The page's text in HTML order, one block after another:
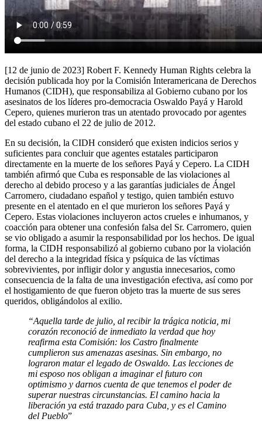
[12 de junio de 2023] Robert F. Kennedy Human Rights celebra la
decisión publicada hoy por la Comisión Interamericana de Derechos
Humanos (CIDH), que responsabiliza al Gobierno cubano por los
asesinatos de los líderes pro-democracia Oswaldo Payá y Harold
Cepero, quienes murieron tras un atentado provocado por agentes
del estado cubano el 22 de julio de 2012.
En su decisión, la CIDH consideró que existen indicios serios y
suficientes para concluir que agentes estatales participaron
directamente en la muerte de los señores Payá y Cepero. La CIDH
también afirmó que Cuba es responsable de las violaciones al
derecho al debido proceso y a las garantías judiciales de Ángel
Carromero, ciudadano español y testigo, quien también estuvo
presente en el atentado en el que murieron los señores Payá y
Cepero. Estas violaciones incluyeron actos crueles e inhumanos, y
coacción para obtener una confesión falsa del Sr. Carromero, quien
se vio obligado a asumir la responsabilidad por los hechos. De igual
forma, la CIDH responsabilizó al gobierno cubano por la violación
del derecho a la integridad física y psíquica de las víctimas
sobrevivientes, por infligir dolor y angustia innecesarios, como
consecuencia de la falta de una investigación efectiva, así como por
el hostigamiento de que fueron objeto tras la muerte de sus seres
queridos, obligándolos al exilio.
“Aquella tarde de julio, al recibir la trágica noticia, mi
corazón reconoció de inmediato la verdad que hoy
reafirma esta Comisión: los Castro finalmente
cumplieron sus amenazas asesinas. Sin embargo, no
lograron matar el legado de Oswaldo. Las lecciones de
mi esposo nos obligan a imaginar el futuro con
optimismo y darnos cuenta de que tenemos el poder de
superar nuestras circunstancias. El camino hacia la
liberación ya está trazado para Cuba, y es el Camino
del Pueblo”